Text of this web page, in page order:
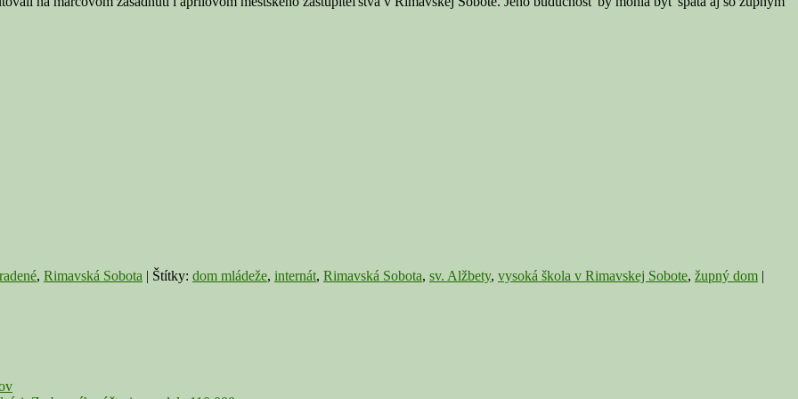
, Rimavská Sobota | Štítky: dom mládeže, internát, Rimavská Sobota, sv. Alžbety, vysoká škola v Rimavskej Sobote, župný dom |